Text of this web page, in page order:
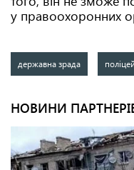
у правоохоронних
державна зрада